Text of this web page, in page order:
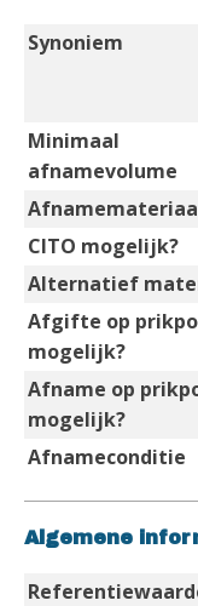
Synoniem
Minimaal
afnamevolume
CITO mogelijk?
Alternatief
Afgifte op
mogelijk?
Afname op
mogelijk?
Afnameconditie
Algemene